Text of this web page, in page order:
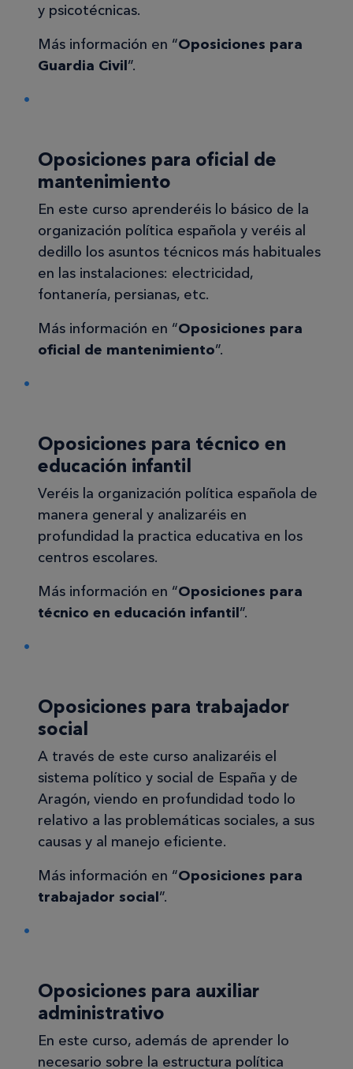
y psicotécnicas.
Más información en “Oposiciones para
Guardia Civil”.
Oposiciones para oficial de
mantenimiento
En este curso aprenderéis lo básico de la
organización política española y veréis al
dedillo los asuntos técnicos más habituales
en las instalaciones: electricidad,
fontanería, persianas, etc.
Más información en “Oposiciones para
oficial de mantenimiento”.
Oposiciones para técnico en
educación infantil
Veréis la organización política española de
manera general y analizaréis en
profundidad la practica educativa en los
centros escolares.
Más información en “Oposiciones para
técnico en educación infantil”.
Oposiciones para trabajador
social
A través de este curso analizaréis el
sistema político y social de España y de
Aragón, viendo en profundidad todo lo
relativo a las problemáticas sociales, a sus
causas y al manejo eficiente.
Más información en “Oposiciones para
trabajador social”.
Oposiciones para auxiliar
administrativo
En este curso, además de aprender lo
necesario sobre la estructura política